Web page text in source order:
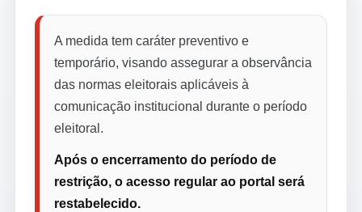
A medida tem caráter preventivo e
temporário, visando assegurar a observância
das normas eleitorais aplicáveis à
comunicação institucional durante o período
eleitoral.
Após o encerramento do período de
restrição, o acesso regular ao portal será
restabelecido.